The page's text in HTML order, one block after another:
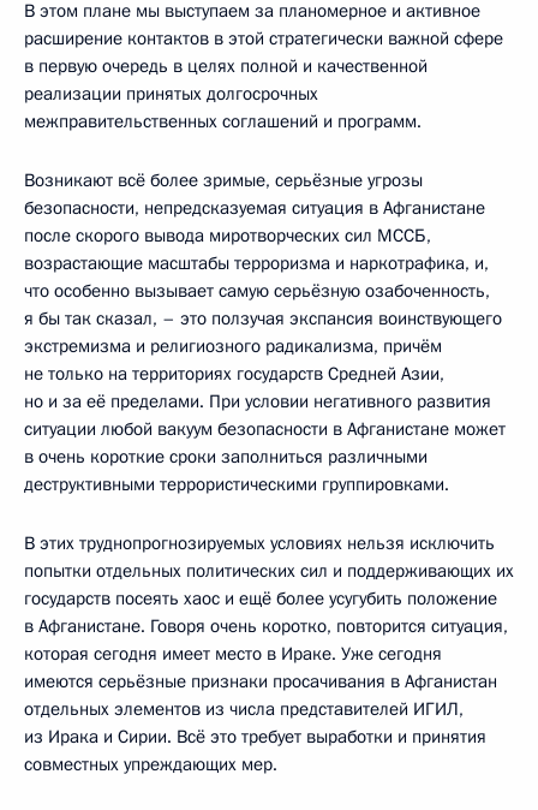
В этом плане мы выступаем за планомерное и активное
расширение контактов в этой стратегически важной сфере
в первую очередь в целях полной и качественной
реализации принятых долгосрочных
межправительственных соглашений и программ.
Возникают всё более зримые, серьёзные угрозы
безопасности, непредсказуемая ситуация в Афганистане
после скорого вывода миротворческих сил МССБ,
возрастающие масштабы терроризма и наркотрафика, и,
что особенно вызывает самую серьёзную озабоченность,
я бы так сказал, – это ползучая экспансия воинствующего
экстремизма и религиозного радикализма, причём
не только на территориях государств Средней Азии,
но и за её пределами. При условии негативного развития
ситуации любой вакуум безопасности в Афганистане может
в очень короткие сроки заполниться различными
деструктивными террористическими группировками.
В этих труднопрогнозируемых условиях нельзя исключить
попытки отдельных политических сил и поддерживающих их
государств посеять хаос и ещё более усугубить положение
в Афганистане. Говоря очень коротко, повторится ситуация,
которая сегодня имеет место в Ираке. Уже сегодня
имеются серьёзные признаки просачивания в Афганистан
отдельных элементов из числа представителей ИГИЛ,
из Ирака и Сирии. Всё это требует выработки и принятия
совместных упреждающих мер.